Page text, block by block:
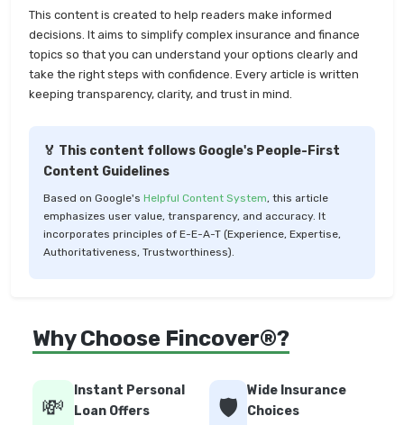
This content is created to help readers make informed
decisions. It aims to simplify complex insurance and finance
topics so that you can understand your options clearly and
take the right steps with confidence. Every article is written
keeping transparency, clarity, and trust in mind.
🏅 This content follows Google's People-First
Content Guidelines
Based on Google's Helpful Content System, this article
emphasizes user value, transparency, and accuracy. It
incorporates principles of E-E-A-T (Experience, Expertise,
Authoritativeness, Trustworthiness).
Why Choose Fincover®?
💸
Instant Personal
Loan Offers
🛡️
Wide Insurance
Choices